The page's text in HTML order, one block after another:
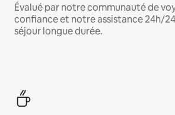
Évalué par notre communauté de
confiance et notre assistance 24h/
séjour longue durée.